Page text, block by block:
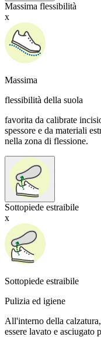
Massima flessibilità
x
Massima
flessibilità della suola
favorita da calibrate
spessore e da materiali
nella zona di flessione.
Sottopiede estraibile
x
Sottopiede estraibile
Pulizia ed igiene
All'interno della
essere lavato e asciugato